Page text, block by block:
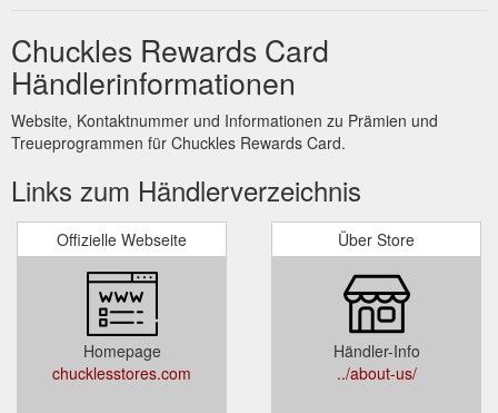
Chuckles Rewards Card
Händlerinformationen
Website, Kontaktnummer und Informationen zu Prämien und
Treueprogrammen für Chuckles Rewards Card.
Links zum Händlerverzeichnis
Offizielle Webseite
Homepage
chucklesstores.com
Über Store
Händler-Info
../about-us/